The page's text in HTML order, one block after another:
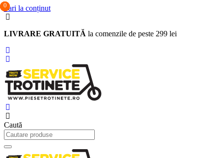
Sari la conținut
LIVRARE GRATUITĂ la comenzile de peste 299 lei
0
Caută
0
0